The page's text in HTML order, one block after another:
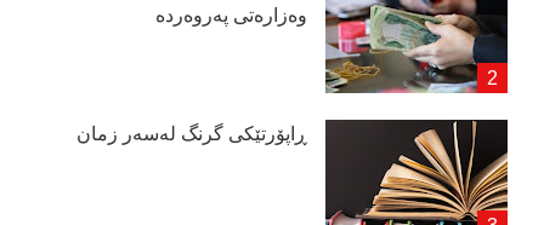
وەزارەتی پەروەردە
ڕاپۆرتێكی گرنگ لەسەر زمان